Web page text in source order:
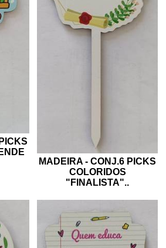
MADEIRA - CONJ.6 PICKS
COLORIDOS
"FINALISTA"..